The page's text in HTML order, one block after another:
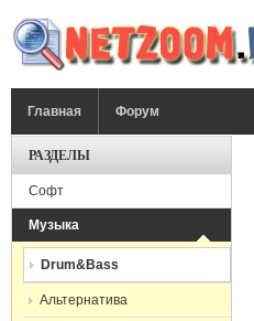
Главная Форум
РАЗДЕЛЫ
Софт
Музыка
Drum&Bass
Альтернатива